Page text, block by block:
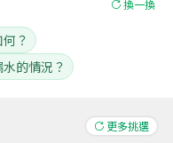
更多挑選
換一換
？
的情況？